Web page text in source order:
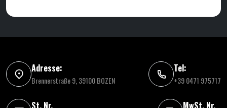
Adresse:
Brennerstraße 9, 39100 BOZEN
Tel:
+39 0471 975717
St. Nr. MwSt. Nr.